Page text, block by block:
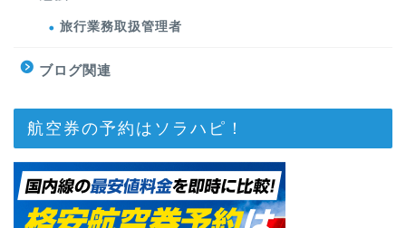
旅行業務取扱管理者
ブログ関連
航空券の予約はソラハピ！